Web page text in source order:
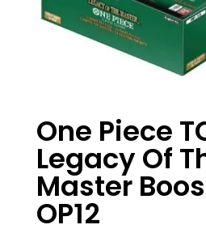
One Piece
Legacy Of
Master
OP12